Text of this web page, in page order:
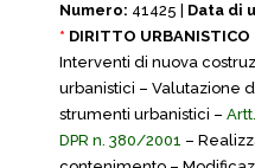
Numero: 41425 | Data di
* DIRITTO URBANISTICO
Interventi di nuova
urbanistici – Valutazione
strumenti urbanistici –
DPR n. 380/2001 –